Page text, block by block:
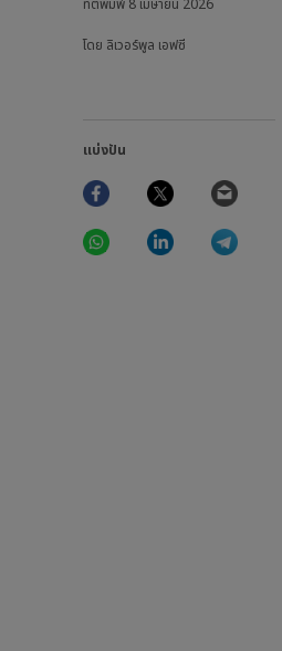
ที่ตีพิมพ์ 8 เมษายน 2026
โดย ลิเวอร์พูล เอฟซี
แบ่งปัน
Facebook Twitter
WhatsAppLinkedIn